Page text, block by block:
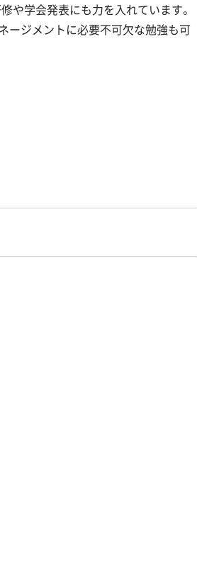
や学会発表にも力を入れています。
ージメントに必要不可欠な勉強も可